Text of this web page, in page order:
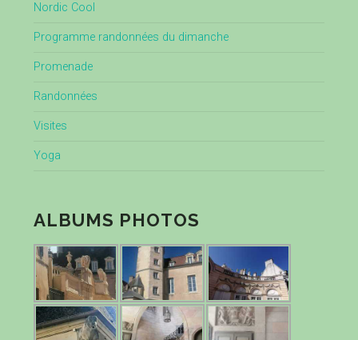
Nordic Cool
Programme randonnées du dimanche
Promenade
Randonnées
Visites
Yoga
ALBUMS PHOTOS